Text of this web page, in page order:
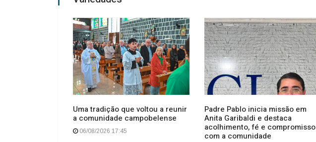
Uma tradição que voltou a reunir
a comunidade campobelense
06/08/2026 17:45
Padre Pablo inicia missão em
Anita Garibaldi e destaca
acolhimento, fé e compromisso
com a comunidade